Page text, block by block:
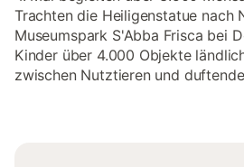
Trachten die Heiligenstatue nach
Museumspark S'Abba Frisca bei
Kinder über 4.000 Objekte
zwischen Nutztieren und